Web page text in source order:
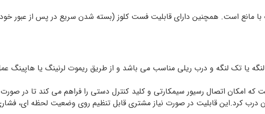
که امکان اتصال رسیور سیمکارتی و کلید کنترل دستی را فراهم می کند تا در
درب کرد.این قابلیت در صورت نیاز مشتری قابل تنظیم روی وضعیت لحظه ای،